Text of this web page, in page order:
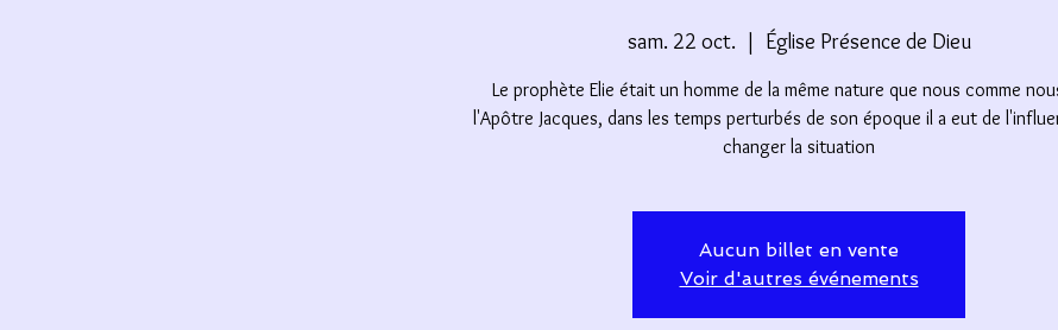
sam. 22 oct.
  |
Église Présence de Dieu
Le prophète Elie était un homme de la même nature que nous comme
l'Apôtre Jacques, dans les temps perturbés de son époque il a eut de
changer la situation
Aucun billet en vente
Voir d'autres événements